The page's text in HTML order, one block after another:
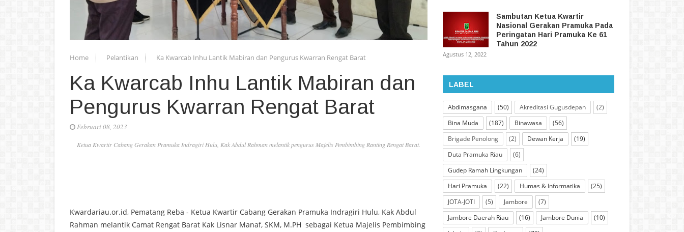
Home Pelantikan Ka Kwarcab Inhu Lantik Mabiran dan Pengurus Kwarran Rengat Barat
Ka Kwarcab Inhu Lantik Mabiran dan
Pengurus Kwarran Rengat Barat
Februari 08, 2023
Ketua Kwartir Cabang Gerakan Pramuka Indragiri Hulu, Kak Abdul Rahman melantik pengurus Majelis Pembimbing Ranting Rengat Barat.
Kwardariau.or.id, Pematang Reba - Ketua Kwartir Cabang Gerakan Pramuka Indragiri Hulu, Kak Abdul
Rahman melantik Camat Rengat Barat Kak Lisnar Manaf, SKM, M.PH sebagai Ketua Majelis Pembimbing
Sambutan Ketua Kwartir
Nasional Gerakan Pramuka Pada
Peringatan Hari Pramuka Ke 61
Tahun 2022
Agustus 12, 2022
LABEL
Abdimasgana (50) Akreditasi Gugusdepan
(2)
Bina Muda
(187) Binawasa
(56)
Brigade Penolong
(2) Dewan Kerja
(19)
Duta Pramuka Riau
(6)
Gudep Ramah Lingkungan
(24)
Hari Pramuka
(22) Humas & Informatika
(25)
JOTA-JOTI
(5) Jambore
(7)
Jambore Daerah Riau
(16) Jambore Dunia
(10)